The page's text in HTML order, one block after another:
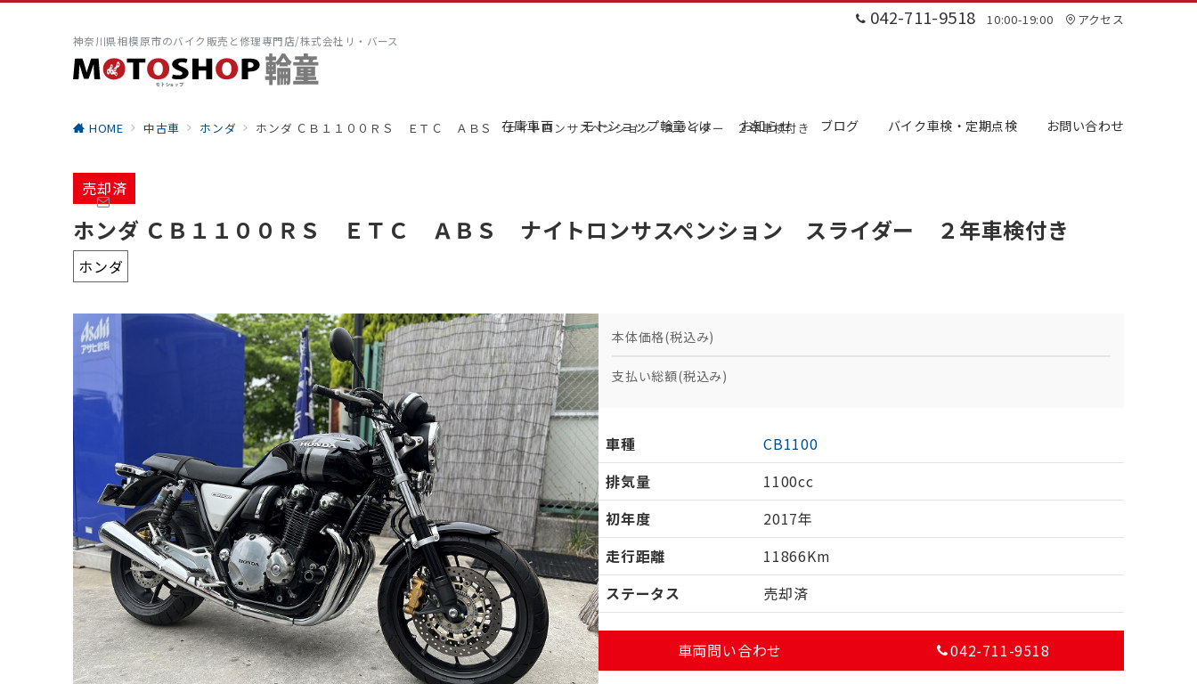
042-711-9518 10:00-19:00 アクセス
神奈川県相模原市のバイク販売と修理専門店/株式会社リ・バース
在庫車両 モトショップ輪童とは お知らせ ブログ バイク車検・定期点検 お問い合わせ
HOME 中古車 ホンダ ホンダ ＣＢ１１００ＲＳ ＥＴＣ ＡＢＳ ナイトロンサスペンション スライダー ２年車検付き
売却済
ホンダ ＣＢ１１００ＲＳ ＥＴＣ ＡＢＳ ナイトロンサスペンション スライダー ２年車検付き
ホンダ
本体価格(税込み)
支払い総額(税込み)
車種
CB1100
排気量
1100cc
初年度
2017年
走行距離
11866Km
ステータス
売却済
車両問い合わせ 042-711-9518